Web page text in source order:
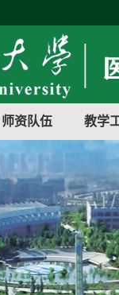
师资队伍 教学